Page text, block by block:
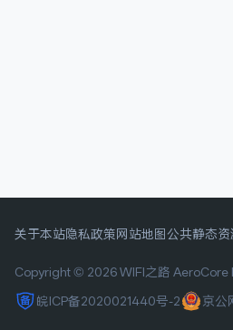
关于本站隐私政策网站地图 公共静态资
Copyright © 2026 WIFI之路 AeroCore
皖ICP备2020021440号-2
京公